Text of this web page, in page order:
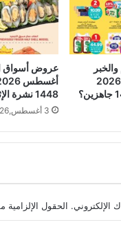
الأسبوعية 5 أغسطس 2026
1448 نشرة الإثنين
3 أغسطس,2026
الإلكتروني. الحقول الإلزامية